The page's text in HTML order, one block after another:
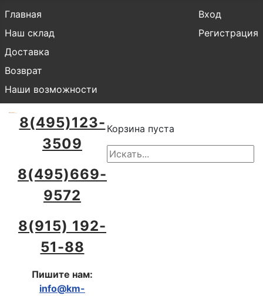
Главная
Наш склад
Доставка
Возврат
Наши возможности
Вход
Регистрация
8(495)123-
3509
8(495)669-
9572
8(915) 192-
51-88
Пишите нам:
info@km-
Корзина пуста